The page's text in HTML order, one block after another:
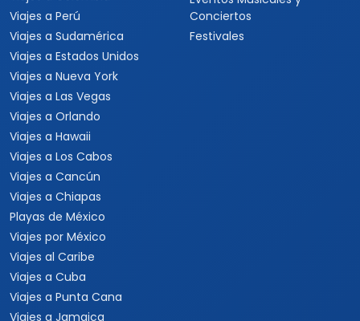
Viajes a Perú
Viajes a Sudamérica
Viajes a Estados Unidos
Viajes a Nueva York
Viajes a Las Vegas
Viajes a Orlando
Viajes a Hawaii
Viajes a Los Cabos
Viajes a Cancún
Viajes a Chiapas
Playas de México
Viajes por México
Viajes al Caribe
Viajes a Cuba
Viajes a Punta Cana
Viajes a Jamaica
Conciertos
Festivales